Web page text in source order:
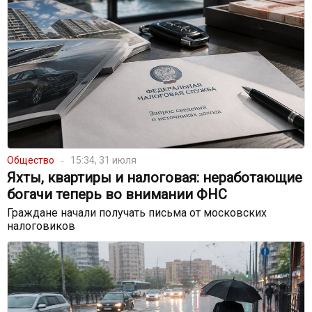
Общество 15:34, 31 июля
Яхты, квартиры и налоговая: неработающие
богачи теперь во внимании ФНС
Граждане начали получать письма от московских
налоговиков